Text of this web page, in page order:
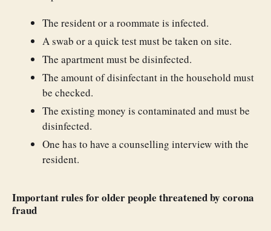
The resident or a roommate is infected.
A swab or a quick test must be taken on site.
The apartment must be disinfected.
The amount of disinfectant in the household must
be checked.
The existing money is contaminated and must be
disinfected.
One has to have a counselling interview with the
resident.
Important rules for older people threatened by corona
fraud